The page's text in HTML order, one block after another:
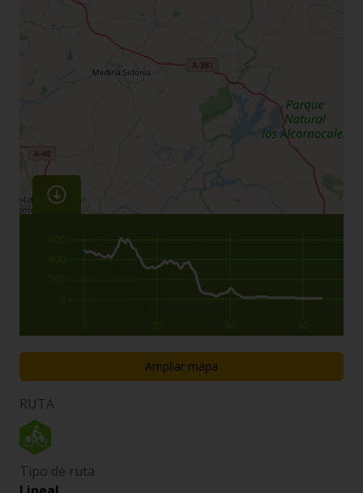
Ampliar mapa
RUTA
Tipo de ruta